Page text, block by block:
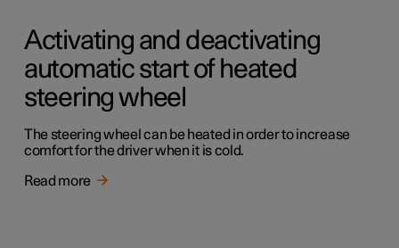
Activating and deactivating
automatic start of heated
steering wheel
The steering wheel can be heated in order to increase
comfort for the driver when it is cold.
Read more